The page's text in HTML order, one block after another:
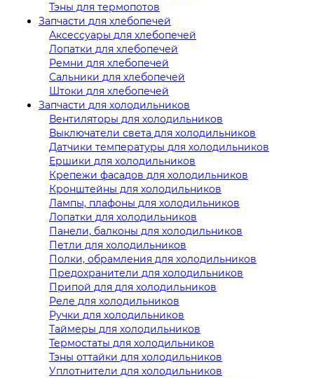
Тэны для термопотов
Запчасти для хлебопечей
Аксессуары для хлебопечей
Лопатки для хлебопечей
Ремни для хлебопечей
Сальники для хлебопечей
Штоки для хлебопечей
Запчасти для холодильников
Вентиляторы для холодильников
Выключатели света для холодильников
Датчики температуры для холодильников
Ершики для холодильников
Крепежи фасадов для холодильников
Кронштейны для холодильников
Лампы, плафоны для холодильников
Лопатки для холодильников
Панели, балконы для холодильников
Петли для холодильников
Полки, обрамления для холодильников
Предохранители для холодильников
Припой для для холодильников
Реле для холодильников
Ручки для холодильников
Таймеры для холодильников
Термостаты для холодильников
Тэны оттайки для холодильников
Уплотнители для холодильников